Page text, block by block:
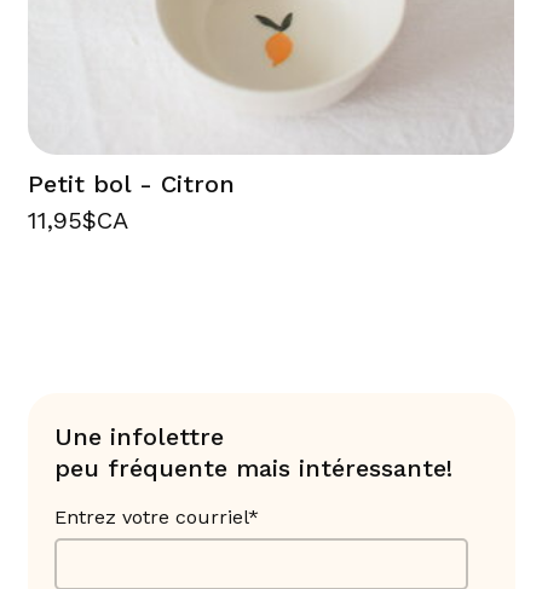
Petit bol - Citron
11,95$CA
Une infolettre
peu fréquente mais intéressante!
Entrez votre courriel*